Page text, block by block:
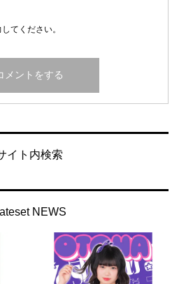
てください。
イト内検索
NEWS